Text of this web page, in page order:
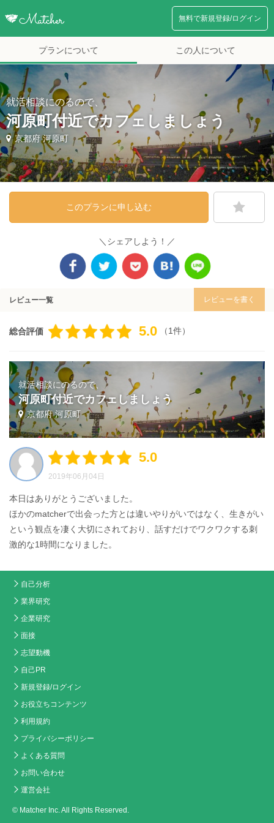
無料で新規登録/ログイン
プランについて この人について
就活相談にのるので、
河原町付近でカフェしましょう
京都府 河原町
このプランに申し込む
＼シェアしよう！／
レビュー一覧 レビューを書く
総合評価 5.0 （1件）
就活相談にのるので、
河原町付近でカフェしましょう
京都府 河原町
5.0
2019年06月04日
本日はありがとうございました。
ほかのmatcherで出会った方とは違いやりがいではなく、生きがい
という観点を凄く大切にされており、話すだけでワクワクする刺
激的な1時間になりました。
自己分析
業界研究
企業研究
面接
志望動機
自己PR
新規登録/ログイン
お役立ちコンテンツ
利用規約
プライバシーポリシー
よくある質問
お問い合わせ
運営会社
© Matcher Inc. All Rights Reserved.